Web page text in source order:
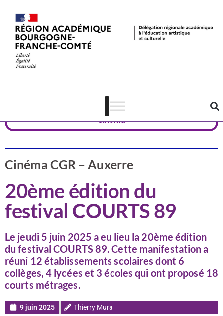
Cinéma
Cinéma CGR – Auxerre
20ème édition du
festival COURTS 89
Le jeudi 5 juin 2025 a eu lieu la 20ème édition
du festival COURTS 89. Cette manifestation a
réuni 12 établissements scolaires dont 6
collèges, 4 lycées et 3 écoles qui ont proposé 18
courts métrages.
9 juin 2025 Thierry Mura